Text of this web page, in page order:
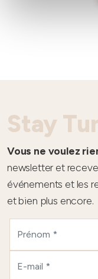
Stay
Vous ne voulez
newsletter et
événements et les
et bien plus encore.